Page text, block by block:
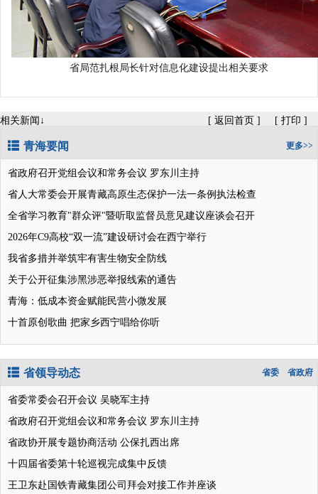
省局范扎根局长针对信息化建设提出相关要求
相关新闻↓ [ 返回首页 ] [ 打印 ]
青海要闻 更多>>
省政府召开党组会议和常务会议 罗东川主持
省人大常委会开展青藏高原生态保护一法一条例执法检查
全省学习教育"群众评"暨听取监督员意见建议座谈会召开
2026年C9高校“双一流”建设研讨会在西宁举行
我省多措并举筑牢有害生物安全防线
关于公开征集涉黑涉恶举报线索的通告
青海：低成本资金赋能民营小微发展
十首原创歌曲 把家乡西宁唱给你听
省领导动态 省政府
省委
省委常委会召开会议 吴晓军主持
省政府召开党组会议和常务会议 罗东川主持
省政协开展专题协商活动 公保扎西出席
十四届省委第十轮巡视完成集中反馈
王卫东赴国铁青藏集团公司拜会对接工作并座谈